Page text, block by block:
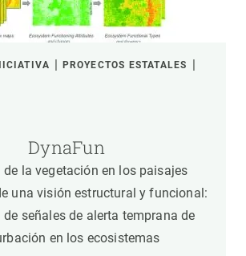
PROYECTOS ESTATALES
DynaFun
de la vegetación en los paisajes
una visión estructural y funcional:
señales de alerta temprana de
en los ecosistemas